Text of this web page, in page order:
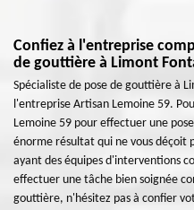
Confiez à l'entreprise
de gouttière à Limont
Spécialiste de pose de gouttière à
l'entreprise Artisan Lemoine 59.
Lemoine 59 pour effectuer une
énorme résultat qui ne vous déçoit
ayant des équipes d'interventions
effectuer une tâche bien soignée
gouttière, n'hésitez pas à confier